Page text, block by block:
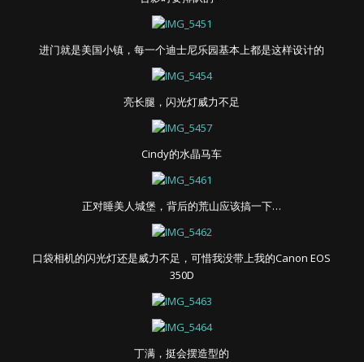
进门就是美国小镇，每一个迪士尼乐园基本上都是这样设计的
亮长腿，闪光灯威力不足
Cindy的水晶马车
正对睡美人城堡，背后的荒山应该搞一下…
口袋相机的闪光灯还是威力不足，可惜我没带上我的Canon EOS
350D
丁满，挺会摆造型的